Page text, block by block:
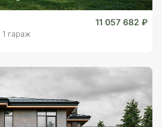
11 057 682 ₽
1 гараж